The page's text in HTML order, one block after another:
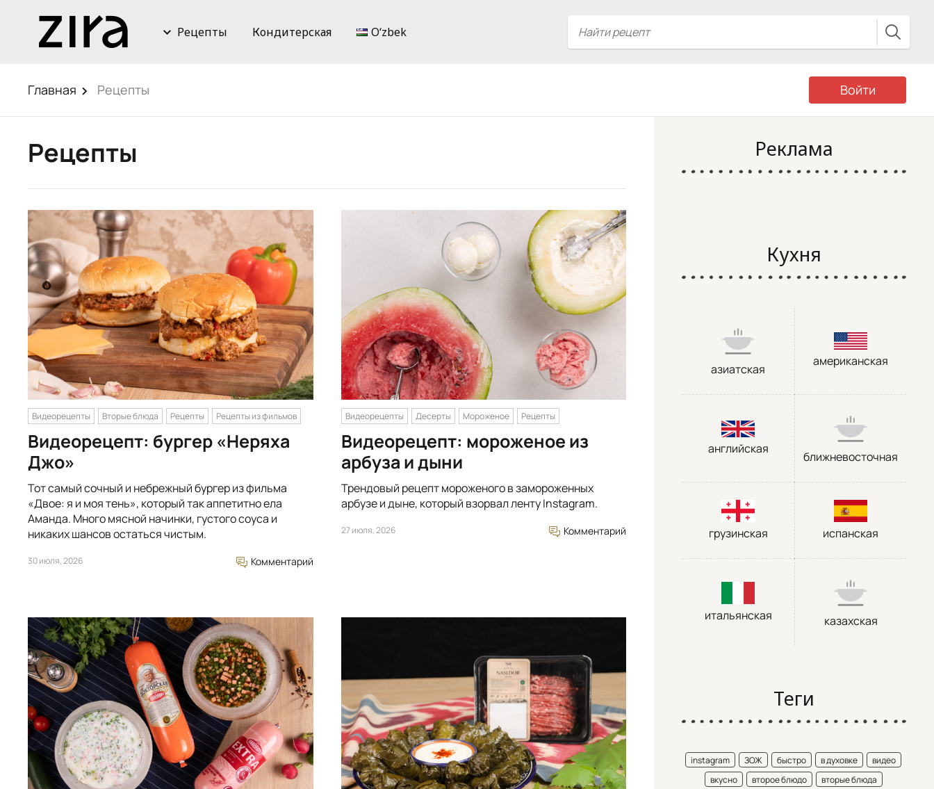
Рецепты Кондитерская Oʻzbek
Главная Рецепты Войти
Рецепты
Видеорецепты Вторые блюда Рецепты Рецепты из фильмов
Видеорецепт: бургер «Неряха
Джо»
Тот самый сочный и небрежный бургер из фильма
«Двое: я и моя тень», который так аппетитно ела
Аманда. Много мясной начинки, густого соуса и
никаких шансов остаться чистым.
30 июля, 2026 Комментарий
Видеорецепты Десерты Мороженое Рецепты
Видеорецепт: мороженое из
арбуза и дыни
Трендовый рецепт мороженого в замороженных
арбузе и дыне, который взорвал ленту Instagram.
27 июля, 2026 Комментарий
Реклама
Кухня
азиатская
американская
английская
ближневосточная
грузинская испанская
итальянская казахская
Теги
instagram ЗОЖ быстро в духовке
видео
вкусно
второе блюдо
вторые блюда